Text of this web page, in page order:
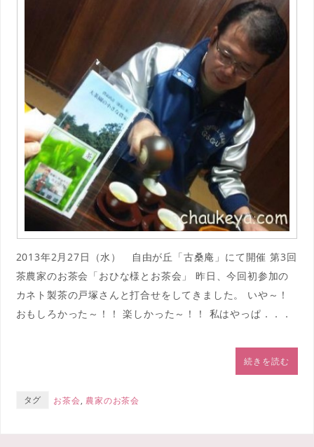
2013年2月27日（水） 自由が丘「古桑庵」にて開催 第3回
茶農家のお茶会「おひな様とお茶会」 昨日、今回初参加の
カネト製茶の戸塚さんと打合せをしてきました。 いや～！
おもしろかった～！！ 楽しかった～！！ 私はやっぱ．．．
続きを読む
タグ お茶会, 農家のお茶会